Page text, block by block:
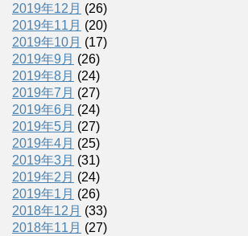
2019年12月 (26)
2019年11月 (20)
2019年10月 (17)
2019年9月 (26)
2019年8月 (24)
2019年7月 (27)
2019年6月 (24)
2019年5月 (27)
2019年4月 (25)
2019年3月 (31)
2019年2月 (24)
2019年1月 (26)
2018年12月 (33)
2018年11月 (27)